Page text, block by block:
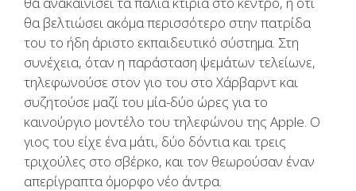
θα βελτιώσει ακόμα περισσότερο στην πατρίδα
του το ήδη άριστο εκπαιδευτικό σύστημα. Στη
συνέχεια, όταν η παράσταση ψεμάτων τελείωνε,
τηλεφωνούσε στον γιο του στο Χάρβαρντ και
συζητούσε μαζί του μία-δύο ώρες για το
καινούργιο μοντέλο του τηλεφώνου της Apple. Ο
γιος του είχε ένα μάτι, δύο δόντια και τρεις
τριχούλες στο σβέρκο, και τον θεωρούσαν έναν
απερίγραπτα όμορφο νέο άντρα.